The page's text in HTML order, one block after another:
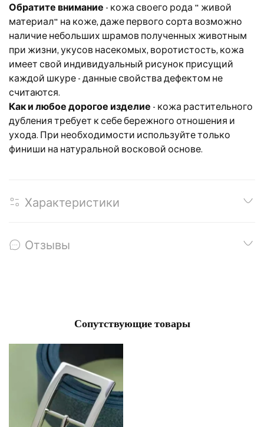
Обратите внимание - кожа своего рода " живой
материал" на коже, даже первого сорта возможно
наличие небольших шрамов полученных животным
при жизни, укусов насекомых, воротистость, кожа
имеет свой индивидуальный рисунок присущий
каждой шкуре - данные свойства дефектом не
считаются.
Как и любое дорогое изделие - кожа растительного
дубления требует к себе бережного отношения и
ухода. При необходимости используйте только
финиши на натуральной восковой основе.
Характеристики
Отзывы
Сопутствующие товары